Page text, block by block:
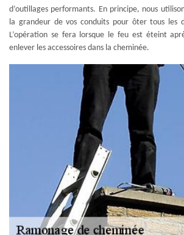
d’outillages performants. En principe, nous
la grandeur de vos conduits pour ôter tous les
L’opération se fera lorsque le feu est éteint
enlever les accessoires dans la cheminée.